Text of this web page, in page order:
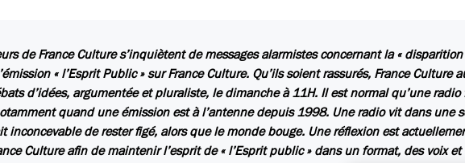
de France Culture s’inquiètent de messages alarmistes concernant la « disparition
« l’Esprit Public » sur France Culture. Qu’ils soient rassurés, France Culture
d’idées, argumentée et pluraliste, le dimanche à 11H. Il est normal qu’une radio
quand une émission est à l’antenne depuis 1998. Une radio vit dans une
inconcevable de rester figé, alors que le monde bouge. Une réflexion est
Culture afin de maintenir l’esprit de « l’Esprit public » dans un format, des voix